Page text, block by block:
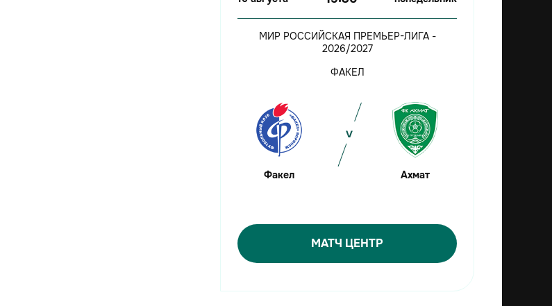
МИР РОССИЙСКАЯ ПРЕМЬЕР-ЛИГА -
2026/2027
ФАКЕЛ
Факел Ахмат
МАТЧ ЦЕНТР